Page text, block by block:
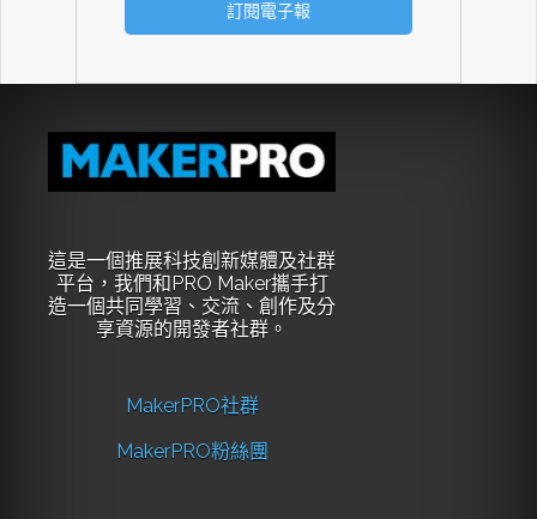
這是一個推展科技創新媒體及社群
平台，我們和PRO Maker攜手打
造一個共同學習、交流、創作及分
享資源的開發者社群。
MakerPRO社群
MakerPRO粉絲團